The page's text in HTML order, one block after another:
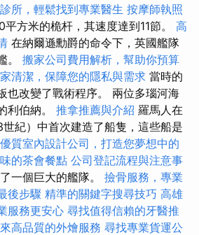
所，輕鬆找到專業醫生 按摩師執照
方米的桅杆，其速度達到11節。 高
在納爾遜勳爵的命令下，英國艦隊
。 搬家公司費用解析，幫助你預算
清潔，保障您的隱私與需求 當時的
也改變了戰術程序。 兩位多瑙河海
利伯納。 推拿推薦與介紹 羅馬人在
紀）中首次建造了船隻，這些船是
優質室內設計公司，打造您夢想中的
的茶會餐點 公司登記流程與注意事
一個巨大的艦隊。 撿骨服務，專業
後步驟 精準的關鍵字搜尋技巧 高雄
服務更安心 尋找值得信賴的牙醫推
高品質的外燴服務 尋找專業貨運公